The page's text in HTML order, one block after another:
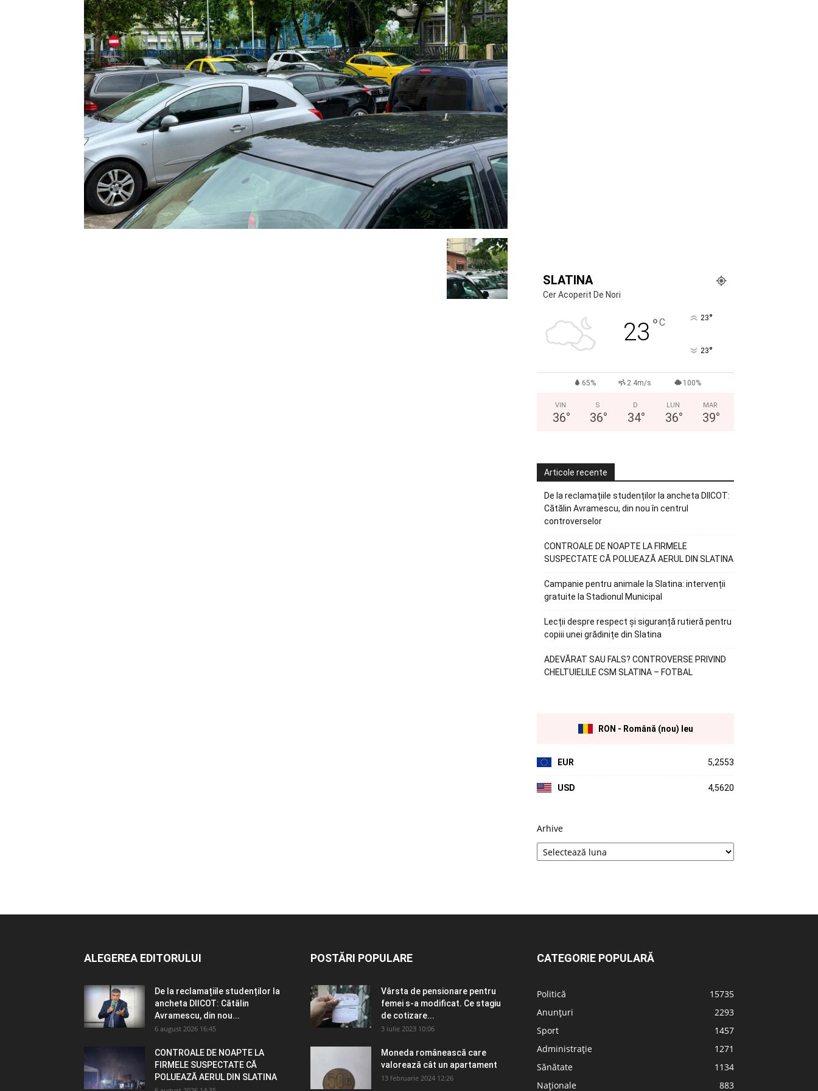
SLATINA
Cer Acoperit De Nori
23 °C 23°
23°
65% 2.4m/s 100%
VIN
36°
S
36°
D
34°
LUN
36°
MAR
39°
Articole recente
De la reclamațiile studenților la ancheta DIICOT:
Cătălin Avramescu, din nou în centrul
controverselor
CONTROALE DE NOAPTE LA FIRMELE
SUSPECTATE CĂ POLUEAZĂ AERUL DIN SLATINA
Campanie pentru animale la Slatina: intervenții
gratuite la Stadionul Municipal
Lecții despre respect și siguranță rutieră pentru
copiii unei grădinițe din Slatina
ADEVĂRAT SAU FALS? CONTROVERSE PRIVIND
CHELTUIELILE CSM SLATINA – FOTBAL
RON - Română (nou) leu
EUR 5,2553
USD 4,5620
Arhive
ALEGEREA EDITORULUI
De la reclamațiile studenților la
ancheta DIICOT: Cătălin
Avramescu, din nou...
6 august 2026 16:45
CONTROALE DE NOAPTE LA
FIRMELE SUSPECTATE CĂ
POLUEAZĂ AERUL DIN SLATINA
POSTĂRI POPULARE
Vârsta de pensionare pentru
femei s-a modificat. Ce stagiu
de cotizare...
3 iulie 2023 10:06
Moneda românească care
valorează cât un apartament
13 februarie 2024 12:26
CATEGORIE POPULARĂ
Politică
15735
Anunțuri
2293
Sport
1457
Administrație
1271
Sănătate
1134
Naționale
883